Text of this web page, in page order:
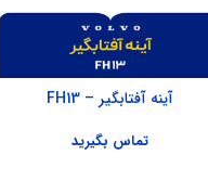
آینه آفتابگیر – FH13
تماس بگیرید